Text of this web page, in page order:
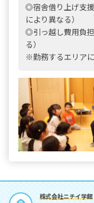
◎宿舎借り上げ支
により異なる）
◎引っ越し費用負
る）
※勤務するエリアに
株式会社ニチイ学館